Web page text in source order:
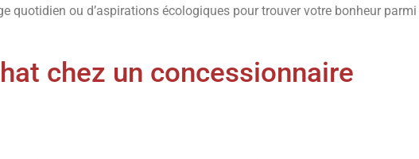
quotidien ou d’aspirations écologiques pour trouver votre bonheur parmi
chez un concessionnaire